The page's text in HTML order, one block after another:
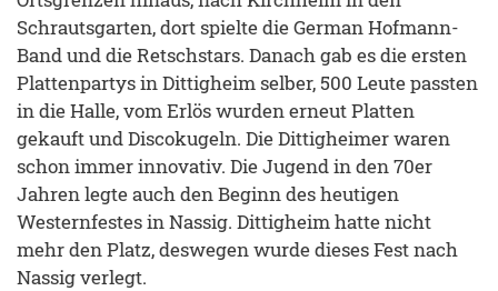
Schrautsgarten, dort spielte die German Hofmann-
Band und die Retschstars. Danach gab es die ersten
Plattenpartys in Dittigheim selber, 500 Leute passten
in die Halle, vom Erlös wurden erneut Platten
gekauft und Discokugeln. Die Dittigheimer waren
schon immer innovativ. Die Jugend in den 70er
Jahren legte auch den Beginn des heutigen
Westernfestes in Nassig. Dittigheim hatte nicht
mehr den Platz, deswegen wurde dieses Fest nach
Nassig verlegt.